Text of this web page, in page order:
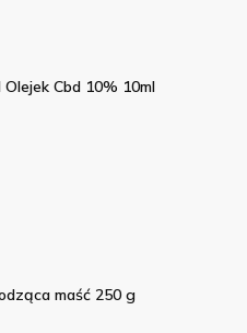
Olejek Cbd 10% 10ml
maść 250 g